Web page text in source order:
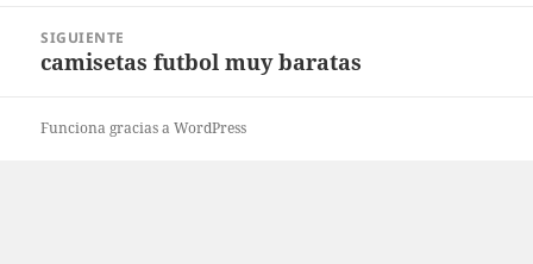
SIGUIENTE
Entrada
camisetas futbol muy baratas
Funciona gracias a WordPress